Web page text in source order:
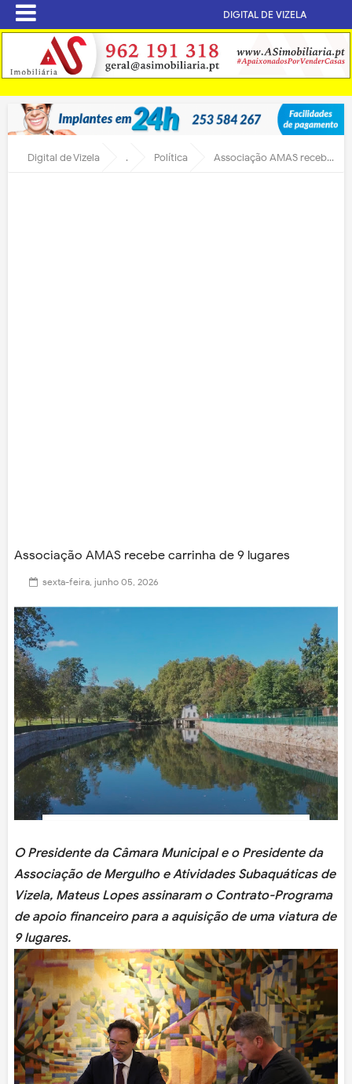
DIGITAL DE VIZELA
Digital de Vizela . Política Associação AMAS recebe carrinha de 9 lugares
Associação AMAS recebe carrinha de 9 lugares
sexta-feira, junho 05, 2026
O Presidente da Câmara Municipal e o Presidente da
Associação de Mergulho e Atividades Subaquáticas de
Vizela, Mateus Lopes assinaram o Contrato-Programa
de apoio financeiro para a aquisição de uma viatura de
9 lugares.